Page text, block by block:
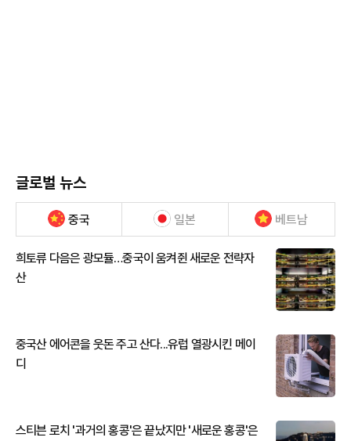
글로벌 뉴스
중국 일본 베트남
희토류 다음은 광모듈…중국이 움켜쥔 새로운 전략자
산
중국산 에어콘을 웃돈 주고 산다...유럽 열광시킨 메이
디
스티븐 로치 '과거의 홍콩'은 끝났지만 '새로운 홍콩'은